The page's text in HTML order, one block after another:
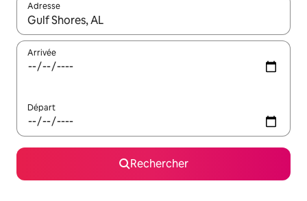
Adresse
Lorsque les résultats s'affichent, utilisez les flèches vers le
Arrivée
Départ
Rechercher